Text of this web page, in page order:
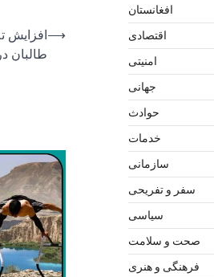
افزایش
طالبان
⟶
افغانستان
اقتصادی
امنیتی
جهانی
حوادث
خدمات
سازمانی
سفر و تفریحی
سیاسی
صحت و سلامت
فرهنگی و هنری